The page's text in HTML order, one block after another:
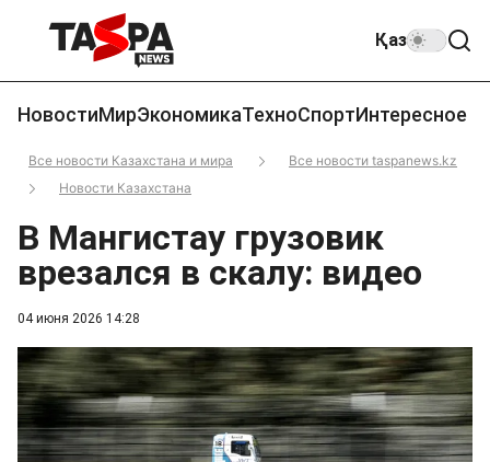
Қаз
НовостиМирЭкономикаТехноСпортИнтересное
Все новости Казахстана и мира
Все новости taspanews.kz
Новости Казахстана
04 июня 2026 14:28
В Мангистау грузовик
врезался в скалу: видео